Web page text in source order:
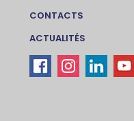
CONTACTS
ACTUALITÉS